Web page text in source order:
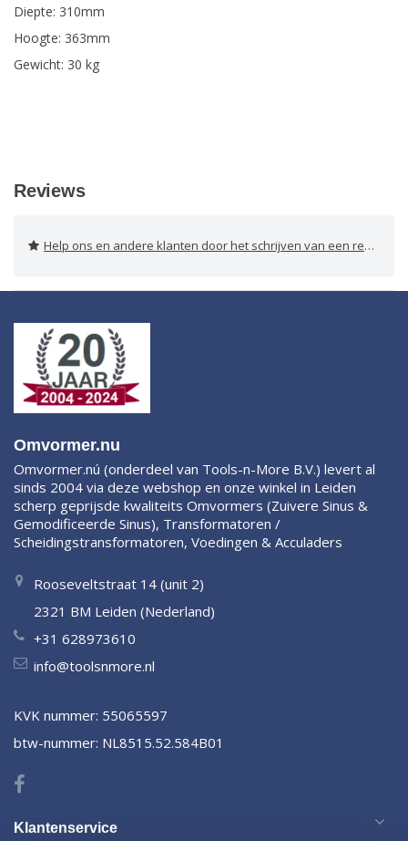
Diepte: 310mm
Hoogte: 363mm
Gewicht: 30 kg
Reviews
Help ons en andere klanten door het schrijven van een review
Omvormer.nu
Omvormer.nú (onderdeel van Tools-n-More B.V.) levert al
sinds 2004 via deze webshop en onze winkel in Leiden
scherp geprijsde kwaliteits Omvormers (Zuivere Sinus &
Gemodificeerde Sinus), Transformatoren /
Scheidingstransformatoren, Voedingen & Acculaders
Rooseveltstraat 14 (unit 2)
2321 BM Leiden (Nederland)
+31 628973610
info@toolsnmore.nl
KVK nummer: 55065597
btw-nummer: NL8515.52.584B01
Klantenservice